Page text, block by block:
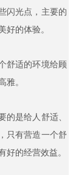
闪光点，主要的
好的体验。
舒适的环境给顾
雅。
的是给人舒适、
只有营造一个舒
好的经营效益。